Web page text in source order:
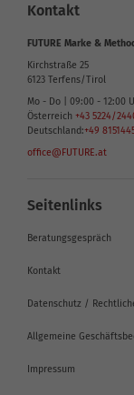
Kontakt
FUTURE Marke &
Kirchstraße 25
6123 Terfens/Tirol
Mo - Do | 09:00 - 12:00
Österreich +43 5224/
Deutschland:+49
office@FUTURE.at
Seitenlinks
Beratungsgespräch
Kontakt
Datenschutz /
Allgemeine
Impressum